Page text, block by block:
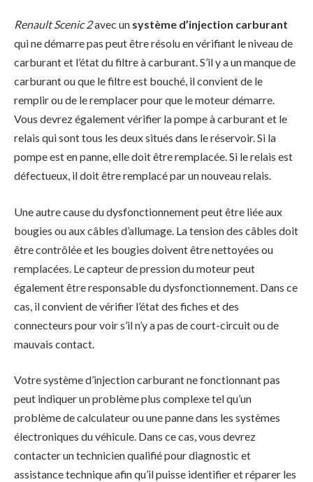
Renault Scenic 2avec un système d’injection carburant
qui ne démarre pas peut être résolu en vérifiant le niveau de
carburant et l’état du filtre à carburant. S’il y a un manque de
carburant ou que le filtre est bouché, il convient de le
remplir ou de le remplacer pour que le moteur démarre.
Vous devrez également vérifier la pompe à carburant et le
relais qui sont tous les deux situés dans le réservoir. Si la
pompe est en panne, elle doit être remplacée. Si le relais est
défectueux, il doit être remplacé par un nouveau relais.
Une autre cause du dysfonctionnement peut être liée aux
bougies ou aux câbles d’allumage. La tension des câbles doit
être contrôlée et les bougies doivent être nettoyées ou
remplacées. Le capteur de pression du moteur peut
également être responsable du dysfonctionnement. Dans ce
cas, il convient de vérifier l’état des fiches et des
connecteurs pour voir s’il n’y a pas de court-circuit ou de
mauvais contact.
Votre système d’injection carburant ne fonctionnant pas
peut indiquer un problème plus complexe tel qu’un
problème de calculateur ou une panne dans les systèmes
électroniques du véhicule. Dans ce cas, vous devrez
contacter un technicien qualifié pour diagnostic et
assistance technique afin qu’il puisse identifier et réparer les